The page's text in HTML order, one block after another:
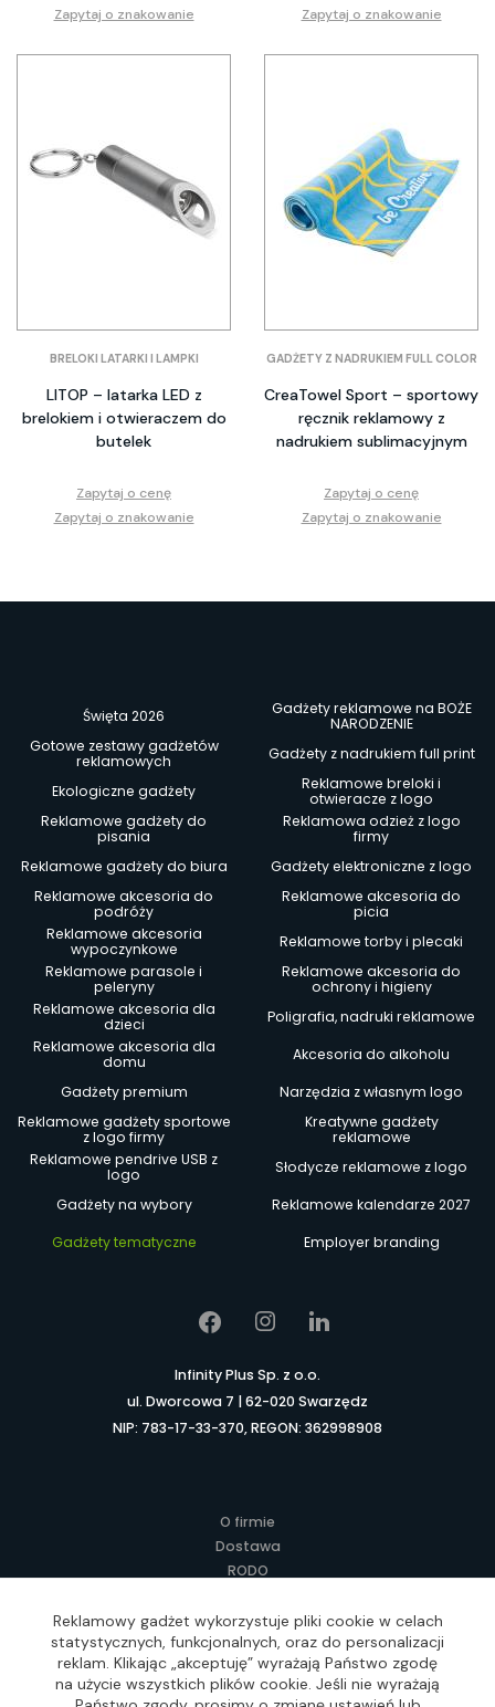
Zapytaj o znakowanie
Zapytaj o znakowanie
BRELOKI LATARKI I LAMPKI
LITOP – latarka LED z
brelokiem i otwieraczem do
butelek
Zapytaj o cenę
Zapytaj o znakowanie
GADŻETY Z NADRUKIEM FULL COLOR
CreaTowel Sport – sportowy
ręcznik reklamowy z
nadrukiem sublimacyjnym
Zapytaj o cenę
Zapytaj o znakowanie
Święta 2026
Gadżety reklamowe na BOŻE
NARODZENIE
Gotowe zestawy gadżetów
reklamowych
Gadżety z nadrukiem full print
Ekologiczne gadżety
Reklamowe breloki i
otwieracze z logo
Reklamowe gadżety do
pisania
Reklamowa odzież z logo
firmy
Reklamowe gadżety do biura
Gadżety elektroniczne z logo
Reklamowe akcesoria do
podróży
Reklamowe akcesoria do
picia
Reklamowe akcesoria
wypoczynkowe
Reklamowe torby i plecaki
Reklamowe parasole i
peleryny
Reklamowe akcesoria do
ochrony i higieny
Reklamowe akcesoria dla
dzieci
Poligrafia, nadruki reklamowe
Reklamowe akcesoria dla
domu
Akcesoria do alkoholu
Gadżety premium
Narzędzia z własnym logo
Reklamowe gadżety sportowe
z logo firmy
Kreatywne gadżety
reklamowe
Reklamowe pendrive USB z
logo
Słodycze reklamowe z logo
Gadżety na wybory
Reklamowe kalendarze 2027
Gadżety tematyczne
Employer branding
Infinity Plus Sp. z o.o.
ul. Dworcowa 7 | 62-020 Swarzędz
NIP: 783-17-33-370, REGON: 362998908
O firmie
Dostawa
RODO
Regulamin
Lokalne Gadżety Reklamowe
Jak zamawiać?
Słownik pojęć
Reklamowy gadżet wykorzystuje pliki cookie w celach
statystycznych, funkcjonalnych, oraz do personalizacji
reklam. Klikając „akceptuję” wyrażają Państwo zgodę
na użycie wszystkich plików cookie. Jeśli nie wyrażają